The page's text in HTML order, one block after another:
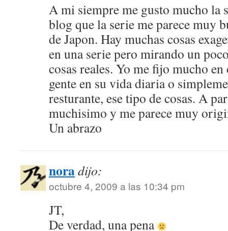
A mi siempre me gusto mucho la
blog que la serie me parece muy
de Japon. Hay muchas cosas
en una serie pero mirando un
cosas reales. Yo me fijo mucho
gente en su vida diaria o
resturante, ese tipo de cosas. A
muchisimo y me parece muy
Un abrazo
noradijo:
octubre 4, 2009 a las 10:34 pm
JT,
De verdad, una pena